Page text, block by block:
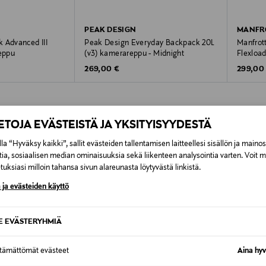
EVÄSTEISTÄ JA YKSITYISYYDESTÄ
“Hyväksy kaikki”, sallit evästeiden tallentamisen laitteellesi sisällön ja
sosiaalisen median ominaisuuksia sekä liikenteen analysointia varten. Voit
milloin tahansa sivun alareunasta löytyvästä linkistä.
ja evästeiden käyttö
EVÄSTERYHMIÄ
evästeet Aina
rakenteeseensa nähden (1,89kg).
drone ja tarvikkeet
III
PEAK DESIGN
Peak Design Everyday Backpack 20L
(v3) kamerareppu - Midnight
Original Price
269,00 €
Original
299,00